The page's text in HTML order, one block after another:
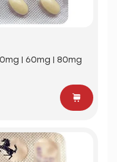
| 60mg | 80mg